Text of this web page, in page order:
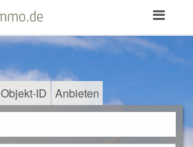
Toggle
Objekt-ID Anbieten